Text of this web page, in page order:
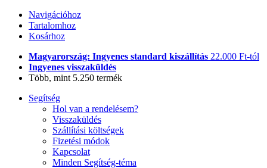
Navigációhoz
Tartalomhoz
Kosárhoz
Magyarország: Ingyenes standard kiszállítás 22.000 Ft-tól
Ingyenes visszaküldés
Több, mint 5.250 termék
Segítség
Hol van a rendelésem?
Visszaküldés
Szállítási költségek
Fizetési módok
Kapcsolat
Minden Segítség-téma